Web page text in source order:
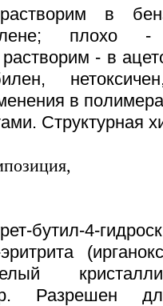
в
плохо -
- в
в
Структурная
4-
Разрешен